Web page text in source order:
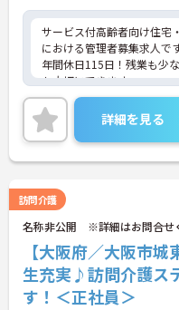
サービス付高齢者向け住宅
における管理者募集求人で
年間休日115日！残業も少
も大切にできます。
単身用・世帯用の入居可能
いの方も安心です。
ご興味ある方には、面接の
細をお話致しますのでお気
詳細を見る
訪問介護
名称非公開 ※詳細はお問合せ
【大阪府／大阪市
生充実♪訪問介護ス
す！＜正社員＞